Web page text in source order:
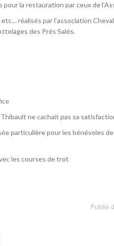
la restauration par ceux de
réalisés par l’association
des Prés Salés.
ne cachait pas sa
particulière pour les bénévoles
les courses de trot
Publié